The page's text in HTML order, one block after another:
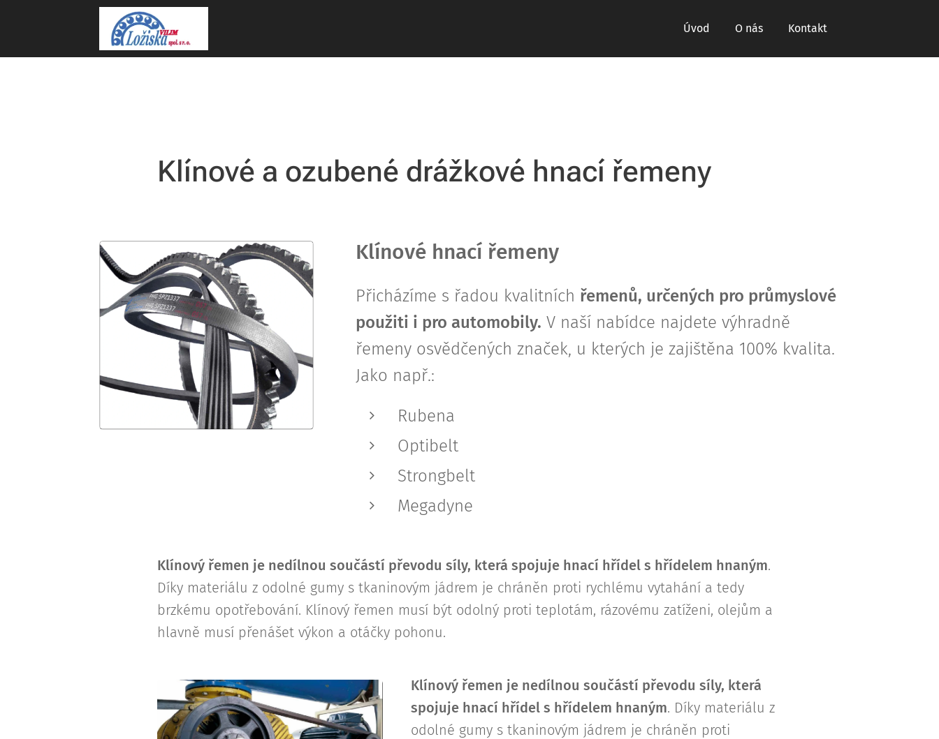
Úvod O nás Kontakt
Klínové a ozubené drážkové hnací řemeny
Klínové hnací řemeny
Přicházíme s řadou kvalitních řemenů, určených pro průmyslové
použiti i pro automobily. V naší nabídce najdete výhradně
řemeny osvědčených značek, u kterých je zajištěna 100% kvalita.
Jako např.:
Rubena
Optibelt
Strongbelt
Megadyne
Klínový řemen je nedílnou součástí převodu síly, která spojuje hnací hřídel s hřídelem hnaným.
Díky materiálu z odolné gumy s tkaninovým jádrem je chráněn proti rychlému vytahání a tedy
brzkému opotřebování. Klínový řemen musí být odolný proti teplotám, rázovému zatíženi, olejům a
hlavně musí přenášet výkon a otáčky pohonu.
Klínový řemen je nedílnou součástí převodu síly, která
spojuje hnací hřídel s hřídelem hnaným. Díky materiálu z
odolné gumy s tkaninovým jádrem je chráněn proti